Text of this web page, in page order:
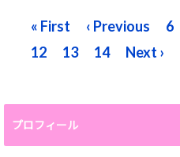
« First ‹ Previous 6
12
13 14 Next ›
プロフィール